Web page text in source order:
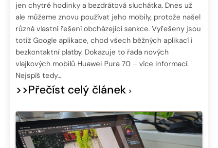
jen chytré hodinky a bezdrátová sluchátka. Dnes už
ale můžeme znovu používat jeho mobily, protože našel
různá vlastní řešení obcházející sankce. Vyřešeny jsou
totiž Google aplikace, chod všech běžných aplikací i
bezkontaktní platby. Dokazuje to řada nových
vlajkových mobilů Huawei Pura 70 – více informací.
Nejspíš tedy…
>>Přečíst celý článek